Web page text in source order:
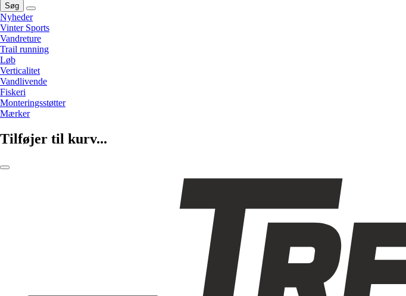
Søg
Nyheder
Vinter Sports
Vandreture
Trail running
Løb
Verticalitet
Vandlivende
Fiskeri
Monteringsstøtter
Mærker
Tilføjer til kurv...